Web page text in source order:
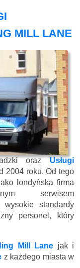
MILL LANE
orazUsługi
2004 roku. Od tego
londyńska firma
serwisem
wysokie standardy
personel, który
Mill Lane jak i
z każdego miasta w